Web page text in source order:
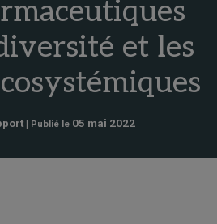
et les
| Publié le 05 mai 2022